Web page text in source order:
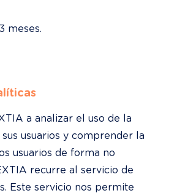
meses.
a analizar el uso de la
usuarios y comprender la
usuarios de forma no
recurre al servicio de
Este servicio nos permite